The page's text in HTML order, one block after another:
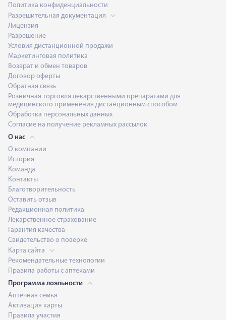
Политика конфиденциальности
Разрешительная документация
Лицензия
Разрешение
Условия дистанционной продажи
Маркетинговая политика
Возврат и обмен товаров
Договор оферты
Обратная связь
Розничная торговля лекарственными препаратами для
медицинского применения дистанционным способом
Обработка персональных данных
Согласие на получение рекламных рассылок
О нас
О компании
История
Команда
Контакты
Благотворительность
Оставить отзыв
Редакционная политика
Лекарственное страхование
Гарантия качества
Свидетельство о поверке
Карта сайта
Рекомендательные технологии
Правила работы с аптеками
Программа лояльности
Аптечная семья
Активация карты
Правила участия